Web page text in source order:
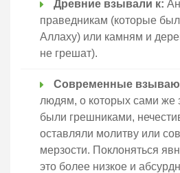
Древние взывали к:
праведникам (которые
Аллаху) или камням и
не грешат).
Современные
людям, о которых сами же
были грешниками,
оставляли молитву или
мерзости. Поклоняться
это более низкое и